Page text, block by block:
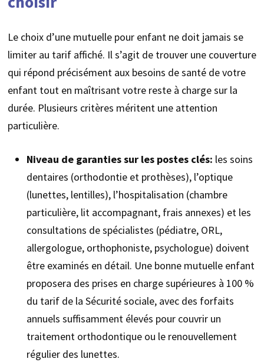
Le choix d’une mutuelle pour enfant ne doit jamais se
limiter au tarif affiché. Il s’agit de trouver une couverture
qui répond précisément aux besoins de santé de votre
enfant tout en maîtrisant votre reste à charge sur la
durée. Plusieurs critères méritent une attention
particulière.
Niveau de garanties sur les postes clés: les soins
dentaires (orthodontie et prothèses), l’optique
(lunettes, lentilles), l’hospitalisation (chambre
particulière, lit accompagnant, frais annexes) et les
consultations de spécialistes (pédiatre, ORL,
allergologue, orthophoniste, psychologue) doivent
être examinés en détail. Une bonne mutuelle enfant
proposera des prises en charge supérieures à 100 %
du tarif de la Sécurité sociale, avec des forfaits
annuels suffisamment élevés pour couvrir un
traitement orthodontique ou le renouvellement
régulier des lunettes.